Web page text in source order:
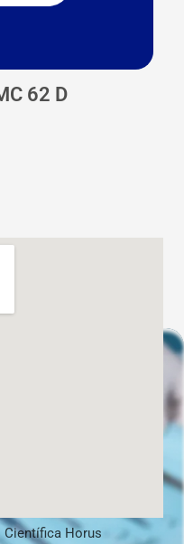
62 D
Científica Horus